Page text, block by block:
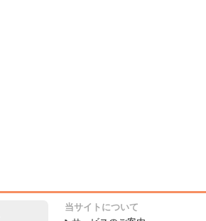
当サイトについて